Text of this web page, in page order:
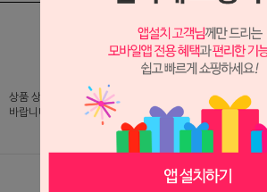
상품 상세 설명 및 실제 구매 가격은 로그인 후 확인 가능하
바랍니다.
배송 및 교환/반품안내